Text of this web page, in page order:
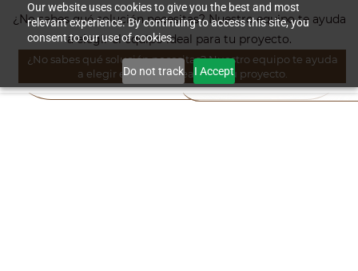
Our website uses cookies to give you the best and most
relevant experience. By continuing to access this site, you
consent to our use of cookies.
Do not track I Accept
Skip to
main
content
¿No sabes qué solución necesitas? Nuestro equipo te ayuda
a elegir el equipo ideal para tu proyecto.
¿No sabes qué solución necesitas? Nuestro equipo te ayuda
a elegir el equipo ideal para tu proyecto.